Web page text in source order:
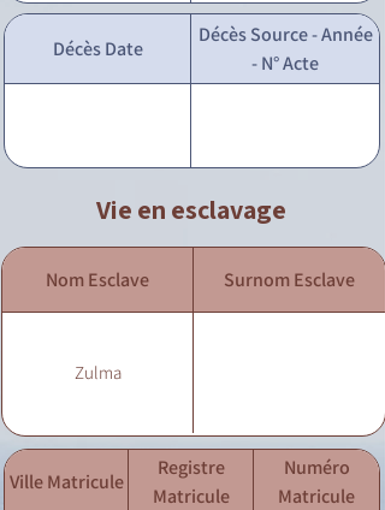
Décès Date
Décès Source - Année
- N° Acte
Vie en esclavage
Nom Esclave Surnom Esclave
Zulma
Ville Matricule
Registre
Matricule
Numéro
Matricule